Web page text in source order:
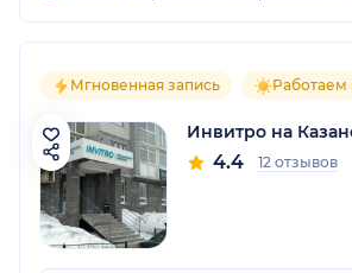
Мгновенная запись Работаем
Инвитро на
4.4 12 отзывов